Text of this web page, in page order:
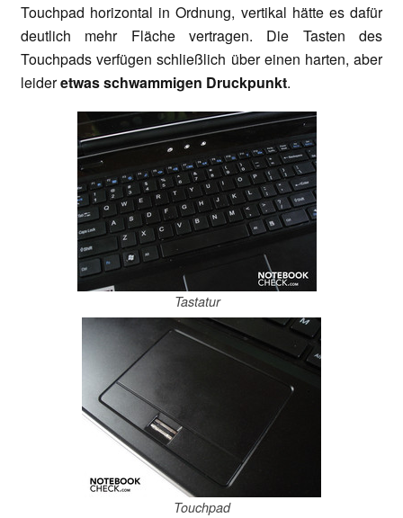
Touchpad horizontal in Ordnung, vertikal hätte es dafür
deutlich mehr Fläche vertragen. Die Tasten des
Touchpads verfügen schließlich über einen harten, aber
leideretwas schwammigen Druckpunkt.
Tastatur
Touchpad